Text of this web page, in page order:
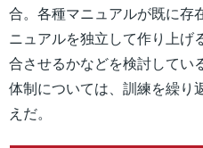
合。各種マニュアルが既に存
ニュアルを独立して作り上げ
合させるかなどを検討してい
体制については、訓練を繰り
えだ。